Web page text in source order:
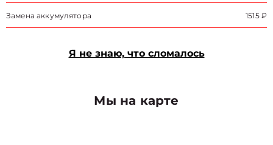
Замена аккумулятора 1515 ₽
Я не знаю, что сломалось
Мы на карте